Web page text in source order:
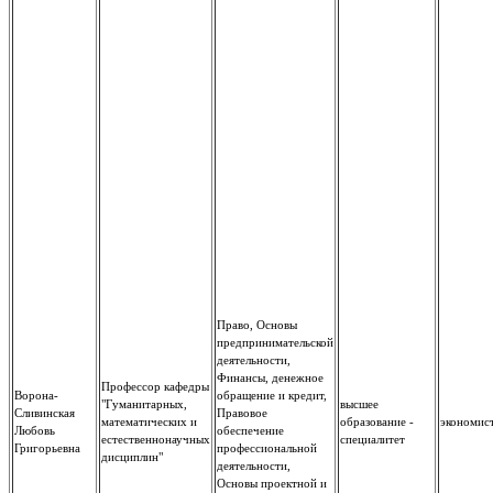
Ворона-
Сливинская
Любовь
Григорьевна
Профессор кафедры
"Гуманитарных,
математических и
естественнонаучных
дисциплин"
Право, Основы
предпринимательской
деятельности,
Финансы, денежное
обращение и кредит,
Правовое
обеспечение
профессиональной
деятельности,
Основы проектной и
высшее
образование -
специалитет